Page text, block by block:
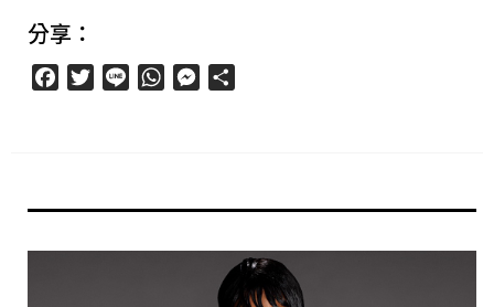
分享：
FacebookTwitter
Line WhatsAppMessenger